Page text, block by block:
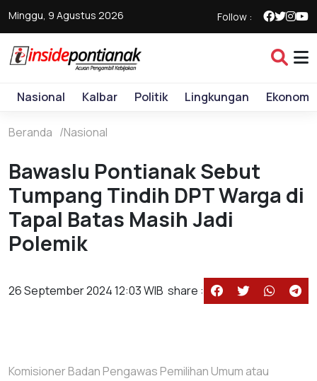
Minggu, 9 Agustus 2026 Follow :
Nasional Kalbar Politik Lingkungan Ekonomi
Beranda Nasional
Bawaslu Pontianak Sebut
Tumpang Tindih DPT Warga di
Tapal Batas Masih Jadi
Polemik
26 September 2024 12:03 WIB share :
Komisioner Badan Pengawas Pemilihan Umum atau